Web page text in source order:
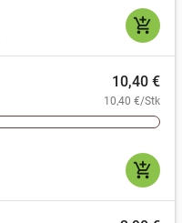
add_shopping_cart
10,40 €
10,40 €/Stk
add_shopping_cart